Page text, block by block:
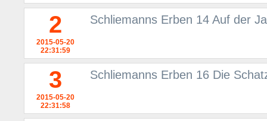
2
2015-05-20
22:31:59
Schliemanns Erben 14 Auf der
3
2015-05-20
22:31:58
Schliemanns Erben 16 Die